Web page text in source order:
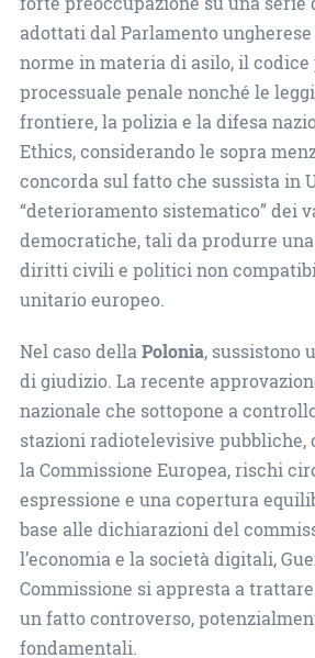
adottati dal Parlamento
norme in materia di asilo, il
processuale penale nonché le
frontiere, la polizia e la difesa
Ethics, considerando le sopra
concorda sul fatto che sussista in
“deterioramento sistematico” dei
democratiche, tali da produrre
diritti civili e politici non
unitario europeo.
Nel caso dellaPolonia, sussistono
di giudizio. La recente
nazionale che sottopone a
stazioni radiotelevisive pubbliche,
la Commissione Europea, rischi
espressione e una copertura
base alle dichiarazioni del
l’economia e la società digitali,
Commissione si appresta a
un fatto controverso,
fondamentali.